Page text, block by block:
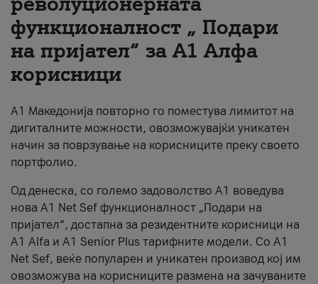
За нас
#ПодобарОнлајн
функционалност „ Подари
на пријател“ за А1 Алфа
корисници
А1 Македонија повторно го поместува лимитот на
дигиталните можности, овозможувајќи уникатен
начин за поврзување на корисниците преку своето
портфолио.
Од денеска, со големо задоволство А1 воведува
нова A1 Net Sef функционалност „Подари на
пријател“, достапна за резидентните корисници на
А1 Alfa и A1 Senior Plus тарифните модели. Со A1
Net Sef, веќе популарен и уникатен производ кој им
овозможува на корисниците размена на зачуваните